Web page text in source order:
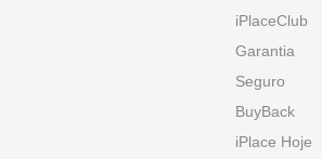
iPlaceClub
Garantia
Seguro
BuyBack
iPlace Hoje